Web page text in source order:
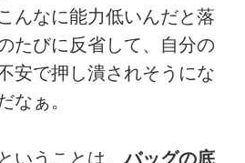
んなに能力低いんだと落
たびに反省して、自分の
安で押し潰されそうにな
なぁ。
いうことは、バッグの底